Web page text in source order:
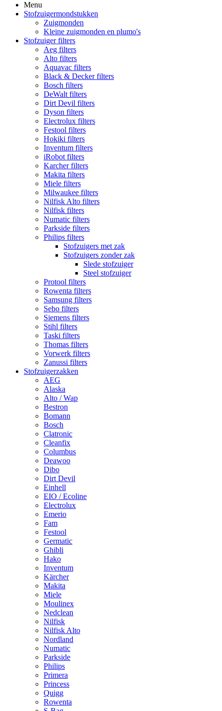
Menu
Stofzuigermondstukken
Zuigmonden
Kleine zuigmonden en plumo's
Stofzuiger filters
Aeg filters
Alto filters​
Aquavac filters
Black & Decker filters
Bosch filters
DeWalt filters
Dirt Devil filters
Dyson filters
Electrolux filters
Festool filters
Hokiki filters
Inventum filters
iRobot filters
Karcher filters
Makita filters
Miele filters
Milwaukee filters
Nilfisk Alto filters
Nilfisk filters
Numatic filters
Parkside filters
Philips filters
Stofzuigers met zak
Stofzuigers zonder zak
Slede stofzuiger
Steel stofzuiger
Protool filters
Rowenta filters
Samsung filters
Sebo filters
Siemens filters
Stihl filters
Taski filters
Thomas filters
Vorwerk filters
Zanussi filters
Stofzuigerzakken
AEG
Alaska
Alto / Wap
Bestron
Bomann
Bosch
Clatronic
Cleanfix
Columbus
Deawoo
Dibo
Dirt Devil
Einhell
EIO / Ecoline
Electrolux
Emerio
Fam
Festool
Germatic
Ghibli
Hako
Inventum
Kärcher
Makita
Miele
Moulinex
Nedclean
Nilfisk
Nilfisk Alto
Nordland
Numatic
Parkside
Philips
Primera
Princess
Quigg
Rowenta